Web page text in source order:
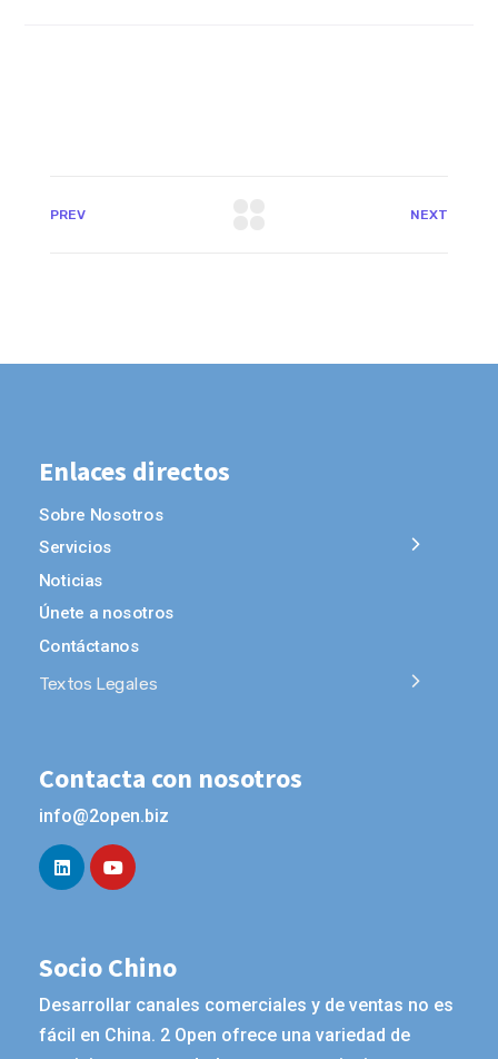
PREV NEXT
Enlaces directos
Sobre Nosotros
Servicios
Noticias
Únete a nosotros
Contáctanos
Textos Legales
Contacta con nosotros
info@2open.biz
Socio Chino
Desarrollar canales comerciales y de ventas no es
fácil en China. 2 Open ofrece una variedad de